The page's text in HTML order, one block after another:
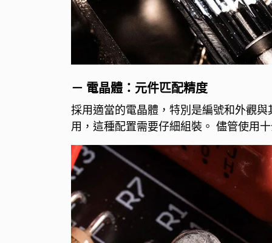
－ 電晶體：元件匹配精度
採用適當的電晶體，特別是編號和外觀
用，這種配置需要仔細組裝。 儘管使用